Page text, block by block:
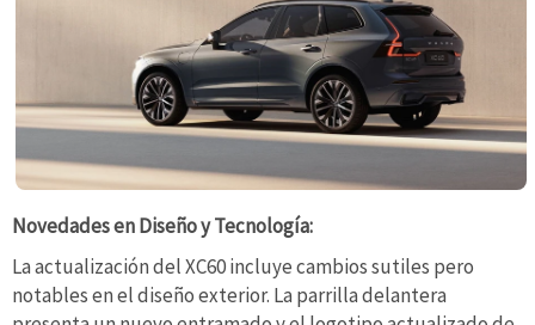
Novedades en Diseño y Tecnología:
La actualización del XC60 incluye cambios sutiles pero
notables en el diseño exterior. La parrilla delantera